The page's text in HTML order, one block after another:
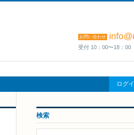
お問い合わせ
受付 10：00〜18：00
ログ
検索